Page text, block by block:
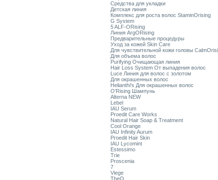
Средства для укладки
Детская линия
Комплекс для роста волос StaminOrising
G System
5 ALF-ORising
Линия ArgORising
Предварительные процедуры
Уход за кожей Skin Care
Для чувствительной кожи головы
Для объема волос
Purifying Очищающая линия
Hair Loss System От выпадения волос
Luce Линия для волос с золотом
Для окрашенных волос
Helianthi's Для окрашенных волос
O’Rising Шампунь
Alterna NEW
Lebel
IAU Serum
Proedit Care Works
Natural Hair Soap & Treatment
Cool Orange
IAU Infinity Aurum
Proedit Hair Skin
IAU Lycomint
Estessimo
Trie
Proscenia
7
Viege
TheO